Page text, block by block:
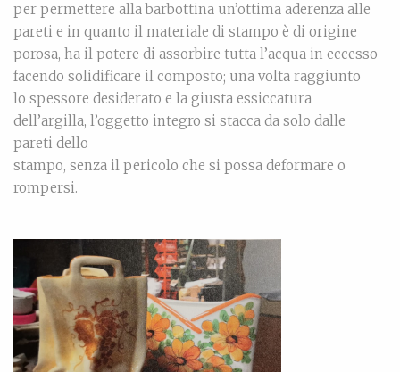
per permettere alla barbottina un’ottima aderenza alle
pareti e in quanto il materiale di stampo è di origine
porosa, ha il potere di assorbire tutta l’acqua in eccesso
facendo solidificare il composto; una volta raggiunto
lo spessore desiderato e la giusta essiccatura
dell’argilla, l’oggetto integro si stacca da solo dalle
pareti dello
stampo, senza il pericolo che si possa deformare o
rompersi.